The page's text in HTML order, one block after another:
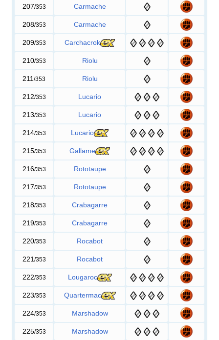
207/353 Carmache
208/353 Carmache
209/353 Carchacrok
210/353 Riolu
211 /353 Riolu
212/353 Lucario
213/353 Lucario
214/353 Lucario
215/353 Gallame
216/353 Rototaupe
217/353 Rototaupe
218/353 Crabagarre
219/353 Crabagarre
220/353 Rocabot
221 /353 Rocabot
222/353 Lougaroc
223/353 Quartermac
224/353 Marshadow
225/353 Marshadow